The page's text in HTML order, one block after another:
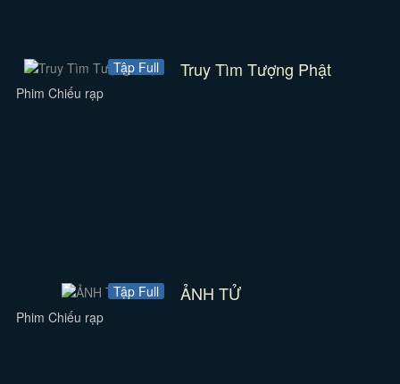
Tập Full Truy Tìm Tượng Phật
Phim Chiếu rạp
Tập Full ẢNH TỬ
Phim Chiếu rạp